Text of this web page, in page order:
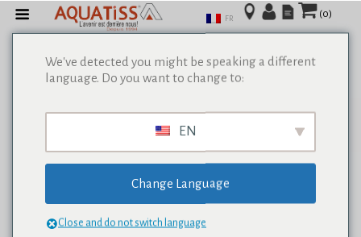
(0)
FR
We've detected you might be speaking a different
language. Do you want to change to:
EN
Change Language
Close and do not switch language